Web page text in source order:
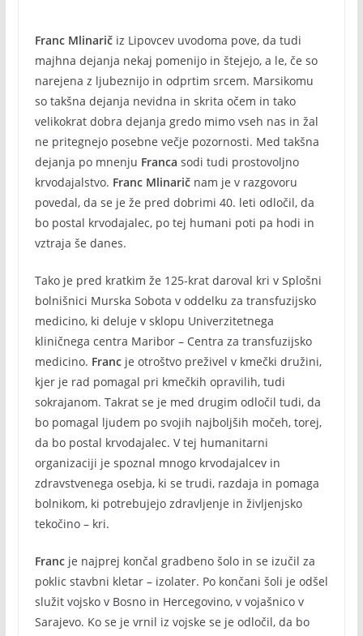
Franc Mlinaričiz Lipovcev uvodoma pove, da tudi
majhna dejanja nekaj pomenijo in štejejo, a le, če so
narejena z ljubeznijo in odprtim srcem. Marsikomu
so takšna dejanja nevidna in skrita očem in tako
velikokrat dobra dejanja gredo mimo vseh nas in žal
ne pritegnejo posebne večje pozornosti. Med takšna
dejanja po mnenju Franca sodi tudi prostovoljno
krvodajalstvo. Franc Mlinaričnam je v razgovoru
povedal, da se je že pred dobrimi 40. leti odločil, da
bo postal krvodajalec, po tej humani poti pa hodi in
vztraja še danes.
Tako je pred kratkim že 125-krat daroval kri v Splošni
bolnišnici Murska Sobota v oddelku za transfuzijsko
medicino, ki deluje v sklopu Univerzitetnega
kliničnega centra Maribor – Centra za transfuzijsko
medicino. Francje otroštvo preživel v kmečki družini,
kjer je rad pomagal pri kmečkih opravilih, tudi
sokrajanom. Takrat se je med drugim odločil tudi, da
bo pomagal ljudem po svojih najboljših močeh, torej,
da bo postal krvodajalec. V tej humanitarni
organizaciji je spoznal mnogo krvodajalcev in
zdravstvenega osebja, ki se trudi, razdaja in pomaga
bolnikom, ki potrebujejo zdravljenje in življenjsko
tekočino – kri.
Francje najprej končal gradbeno šolo in se izučil za
poklic stavbni kletar – izolater. Po končani šoli je odšel
služit vojsko v Bosno in Hercegovino, v vojašnico v
Sarajevo. Ko se je vrnil iz vojske se je odločil, da bo